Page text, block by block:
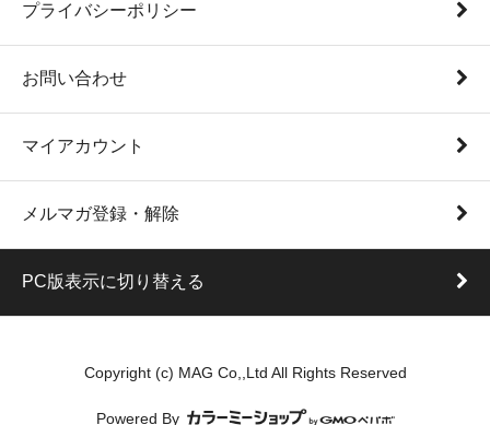
プライバシーポリシー
お問い合わせ
マイアカウント
メルマガ登録・解除
PC版表示に切り替える
Copyright (c) MAG Co,,Ltd All Rights Reserved
Powered By